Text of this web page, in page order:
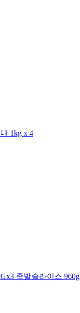
1kg x 4
족발슬라이스 960g